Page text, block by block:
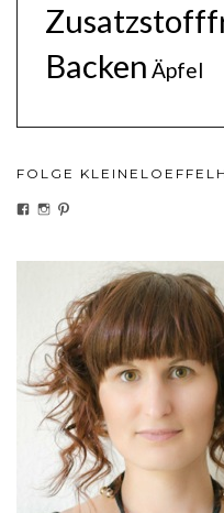
Backen Äpfel
FOLGE
PROFIL
FACEBOOK
PROFIL
INSTAGRAM
ANZEIGEN
PINTEREST
ANZEIGEN